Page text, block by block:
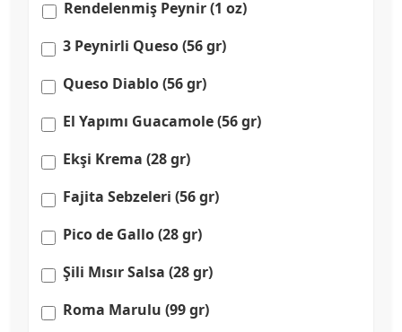
Rendelenmiş Peynir (1 oz)
3 Peynirli Queso (56 gr)
Queso Diablo (56 gr)
El Yapımı Guacamole (56 gr)
Ekşi Krema (28 gr)
Fajita Sebzeleri (56 gr)
Pico de Gallo (28 gr)
Şili Mısır Salsa (28 gr)
Roma Marulu (99 gr)